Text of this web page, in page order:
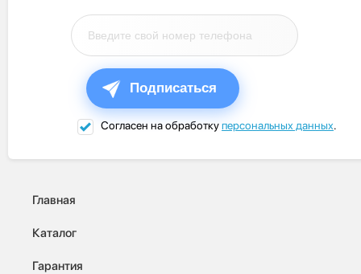
Подписаться
Согласен на обработкуперсональных данных.
Главная
Каталог
Гарантия